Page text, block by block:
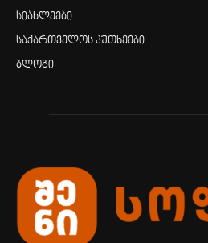
სიახლეები
საქართველოს კუთხეები
ბლოგი